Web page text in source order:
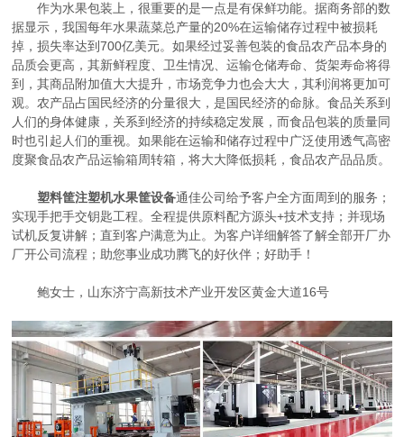
作为水果包装上，很重要的是一点是有保鲜功能。据商务部的数
据显示，我国每年水果蔬菜总产量的20%在运输储存过程中被损耗
掉，损失率达到700亿美元。如果经过妥善包装的食品农产品本身的
品质会更高，其新鲜程度、卫生情况、运输仓储寿命、货架寿命将得
到，其商品附加值大大提升，市场竞争力也会大大，其利润将更加可
观。农产品占国民经济的分量很大，是国民经济的命脉。食品关系到
人们的身体健康，关系到经济的持续稳定发展，而食品包装的质量同
时也引起人们的重视。如果能在运输和储存过程中广泛使用透气高密
度聚食品农产品运输箱周转箱，将大大降低损耗，食品农产品品质。
塑料筐注塑机水果筐设备通佳公司给予客户全方面周到的服务；
实现手把手交钥匙工程。全程提供原料配方源头+技术支持；并现场
试机反复讲解；直到客户满意为止。为客户详细解答了解全部开厂办
厂开公司流程；助您事业成功腾飞的好伙伴；好助手！
鲍女士，山东济宁高新技术产业开发区黄金大道16号